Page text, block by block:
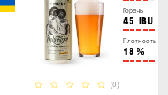
Горечь
45 IBU
Плотность
18 %
(0)